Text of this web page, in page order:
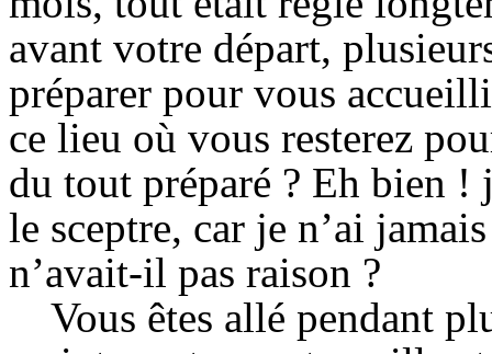
avant votre départ,
préparer pour vous
ce lieu où vous resterez
du tout préparé ? Eh bien !
le sceptre, car je n’ai
n’avait-il pas raison ?
Vous êtes allé pendant